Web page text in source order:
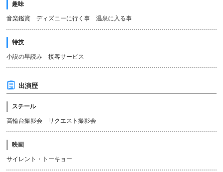
趣味
音楽鑑賞 ディズニーに行く事 温泉に入る事
特技
小説の早読み 接客サービス
出演歴
スチール
高輪台撮影会 リクエスト撮影会
映画
サイレント・トーキョー